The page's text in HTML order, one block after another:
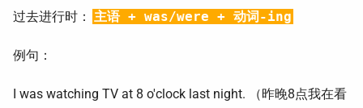
过去进行时： 主语 + was/were + 动词-ing
例句：
I was watching TV at 8 o'clock last night. （昨晚8点我在看